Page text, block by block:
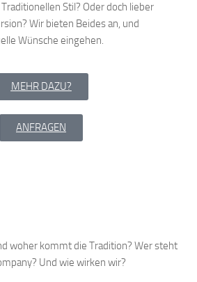
Stil? Oder doch lieber
Wir bieten Beides an, und
Wünsche eingehen.
MEHR DAZU?
ANFRAGEN
woher kommt die Tradition? Wer steht
Und wie wirken wir?